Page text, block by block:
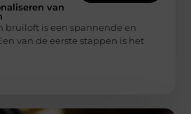
van
bruiloft is een spannende en
van de eerste stappen is het